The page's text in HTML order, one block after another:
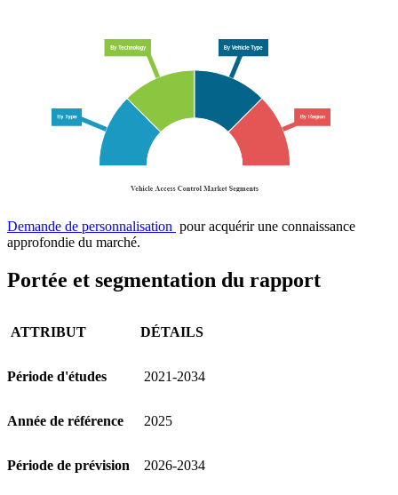
Demande de personnalisation pour acquérir une connaissance
approfondie du marché.
Portée et segmentation du rapport
ATTRIBUT DÉTAILS
Période d'études 2021-2034
Année de référence 2025
Période de prévision 2026-2034